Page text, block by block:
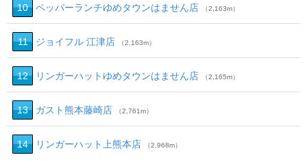
10 ペッパーランチゆめタウンはません店 （2,163m）
11 ジョイフル 江津店 （2,163m）
12 リンガーハットゆめタウンはません店 （2,165m）
13 ガスト熊本藤崎店 （2,761m）
14 リンガーハット上熊本店 （2,968m）